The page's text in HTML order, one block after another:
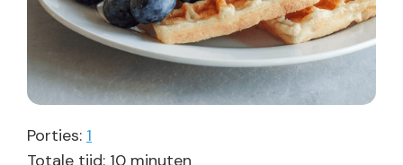
Porties: 1
Totale tijd: 10minuten
minuten